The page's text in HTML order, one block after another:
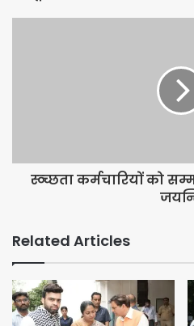
2. डॉ. जीतराम भट्ट, अटल साहित्य
कत्थक गुरू
4. श्री याकूब मूसा मौहम्मद हुसैन
5. श्री ओ. पी. गोयनका, अटल अंत्योदय
6. श्री मनोज गर्ग, अटल राष्टन्न्ीय
स्व्च्छता कर्मचारियों को
Related Articles